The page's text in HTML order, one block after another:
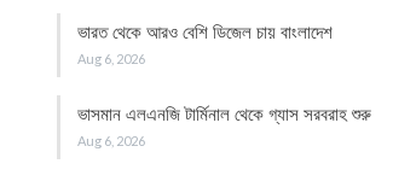
ভারত থেকে আরও বেশি ডিজেল চায় বাংলাদেশ
Aug 6, 2026
ভাসমান এলএনজি টার্মিনাল থেকে গ্যাস সরবরাহ শুরু
Aug 6, 2026